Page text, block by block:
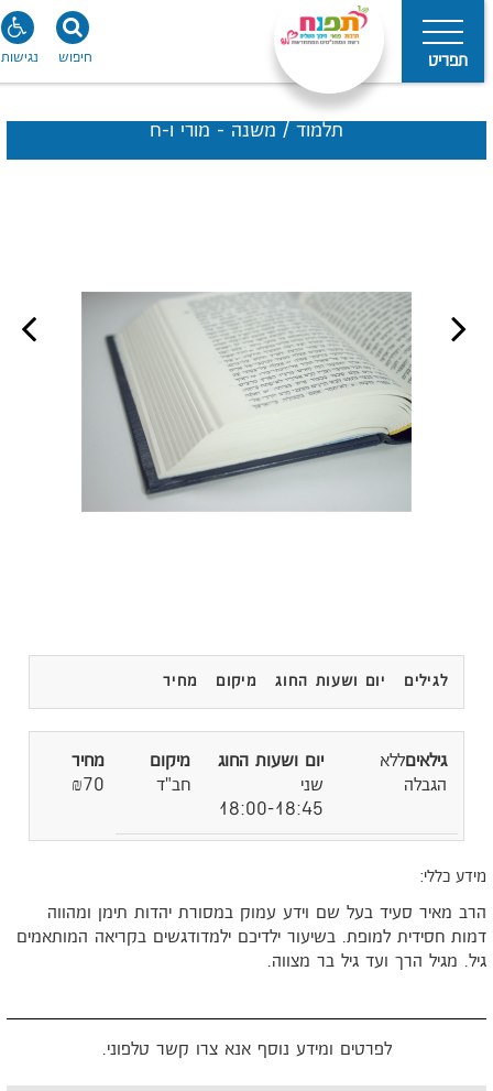
תפריט נגישות חיפוש
תלמוד / משנה - מורי ו-ח
לגילים יום ושעות החוג מיקום מחיר
ללא
הגבלה
שני
18:00-18:45
חב"ד ₪70
כללי:
מאיר סעיד בעל שם וידע עמוק במסורת יהדות תימן ומהווה
חסידית למופת. בשיעור ילדיכם ילמדודגשים בקריאה המותאמים
מגיל הרך ועד גיל בר מצווה.
לפרטים ומידע נוסף אנא צרו קשר טלפוני.